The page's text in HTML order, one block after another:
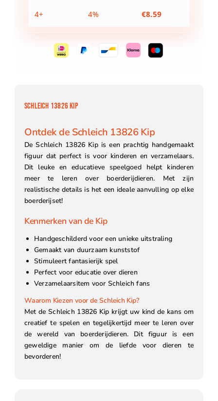
4+ 4% €8.59
SCHLEICH 13826 KIP
Ontdek de Schleich 13826 Kip
De Schleich 13826 Kip is een prachtig handgemaakt
figuur dat perfect is voor kinderen en verzamelaars.
Dit leuke en educatieve speelgoed helpt kinderen
meer te leren over boerderijdieren. Met zijn
realistische details is het een ideale aanvulling op elke
boerderijset!
Kenmerken van de Kip
Handgeschilderd voor een unieke uitstraling
Gemaakt van duurzaam kunststof
Stimuleert fantasierijk spel
Perfect voor educatie over dieren
Verzamelaarsitem voor Schleich fans
Waarom Kiezen voor de Schleich Kip?
Met de Schleich 13826 Kip krijgt uw kind de kans om
creatief te spelen en tegelijkertijd meer te leren over
de wereld van boerderijdieren. Dit figuur is een
geweldige manier om de liefde voor dieren te
bevorderen!